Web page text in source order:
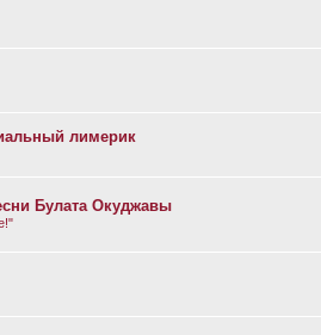
лимерик
Булата Окуджавы